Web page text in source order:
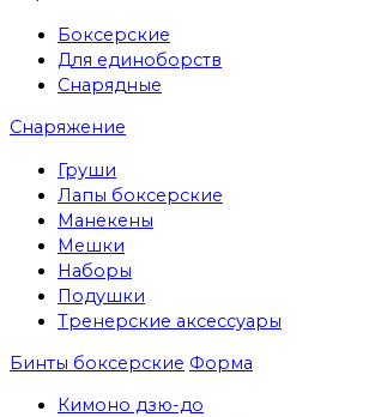
Боксерские
Для единоборств
Снарядные
Снаряжение
Груши
Лапы боксерские
Манекены
Мешки
Наборы
Подушки
Тренерские аксессуары
Бинты боксерские Форма
Кимоно дзю-до